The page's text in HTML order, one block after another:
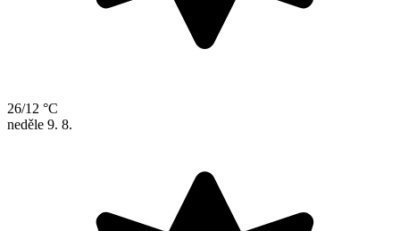
26/12 °C
neděle 9. 8.